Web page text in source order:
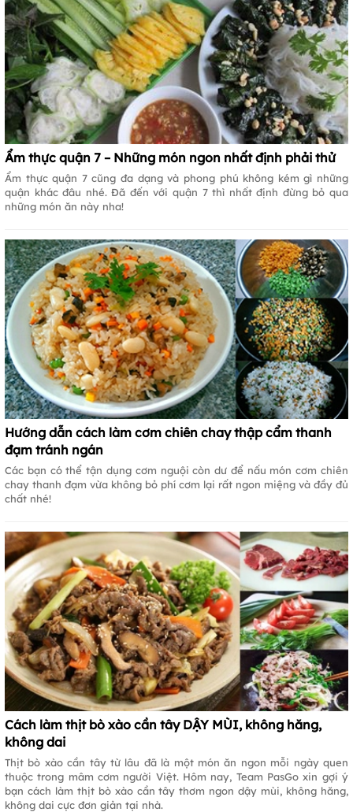
Ẩm thực quận 7 – Những món ngon nhất định phải thử
Ẩm thực quận 7 cũng đa dạng và phong phú không kém gì những
quận khác đâu nhé. Đã đến với quận 7 thì nhất định đừng bỏ qua
những món ăn này nha!
Hướng dẫn cách làm cơm chiên chay thập cẩm thanh
đạm tránh ngán
Các bạn có thể tận dụng cơm nguội còn dư để nấu món cơm chiên
chay thanh đạm vừa không bỏ phí cơm lại rất ngon miệng và đầy đủ
chất nhé!
Cách làm thịt bò xào cần tây DẬY MÙI, không hăng,
không dai
Thịt bò xào cần tây từ lâu đã là một món ăn ngon mỗi ngày quen
thuộc trong mâm cơm người Việt. Hôm nay, Team PasGo xin gợi ý
bạn cách làm thịt bò xào cần tây thơm ngon dậy mùi, không hăng,
không dai cực đơn giản tại nhà.